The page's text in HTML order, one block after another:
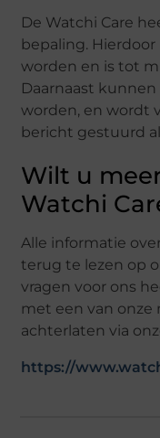
De Watchi Care
bepaling.
worden en is tot
Daarnaast
worden, en wordt
bericht gestuurd
Wilt u
Watchi
Alle informatie
terug te lezen op
vragen voor ons
met een van onze
achterlaten via
https://